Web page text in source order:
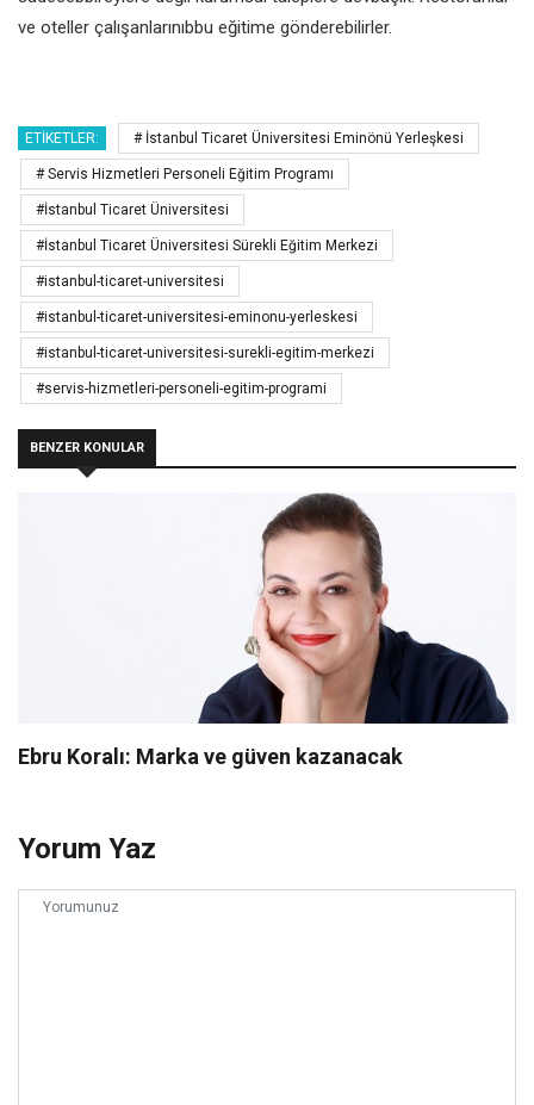
ve oteller çalışanlarınıbbu eğitime gönderebilirler.
ETIKETLER: # İstanbul Ticaret Üniversitesi Eminönü Yerleşkesi
# Servis Hizmetleri Personeli Eğitim Programı
#İstanbul Ticaret Üniversitesi
#İstanbul Ticaret Üniversitesi Sürekli Eğitim Merkezi
#istanbul-ticaret-universitesi
#istanbul-ticaret-universitesi-eminonu-yerleskesi
#istanbul-ticaret-universitesi-surekli-egitim-merkezi
#servis-hizmetleri-personeli-egitim-programi
BENZER KONULAR
Ebru Koralı: Marka ve güven kazanacak
Yorum Yaz